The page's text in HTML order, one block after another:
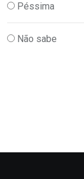
Péssima
Não sabe